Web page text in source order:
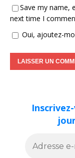
Save my name,
next time I
Oui, ajoutez-